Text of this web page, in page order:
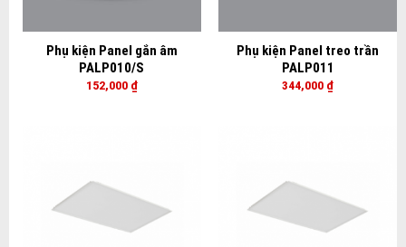
Phụ kiện Panel gắn âm
PALP010/S
152,000 ₫
Phụ kiện Panel treo trần
PALP011
344,000 ₫